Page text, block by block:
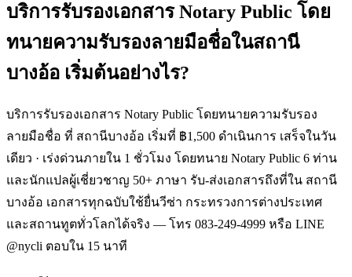
บริการรับรองเอกสาร Notary Public โดย
ทนายความรับรองลายมือชื่อในสถานี
บางอ้อ เริ่มต้นอย่างไร?
บริการรับรองเอกสาร Notary Public โดยทนายความรับรอง
ลายมือชื่อ ที่ สถานีบางอ้อ เริ่มที่ ฿1,500 ดำเนินการ เสร็จในวัน
เดียว · เร่งด่วนภายใน 1 ชั่วโมง โดยทนาย Notary Public 6 ท่าน
และนักแปลผู้เชี่ยวชาญ 50+ ภาษา รับ-ส่งเอกสารถึงที่ใน สถานี
บางอ้อ เอกสารทุกฉบับใช้ยื่นวีซ่า กระทรวงการต่างประเทศ
และสถานทูตทั่วโลกได้จริง — โทร 083-249-4999 หรือ LINE
@nycli ตอบใน 15 นาที